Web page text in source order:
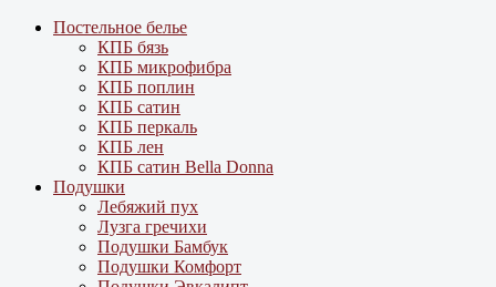
Постельное белье
КПБ бязь
КПБ микрофибра
КПБ поплин
КПБ сатин
КПБ перкаль
КПБ лен
КПБ сатин Bella Donna
Подушки
Лебяжий пух
Лузга гречихи
Подушки Бамбук
Подушки Комфорт